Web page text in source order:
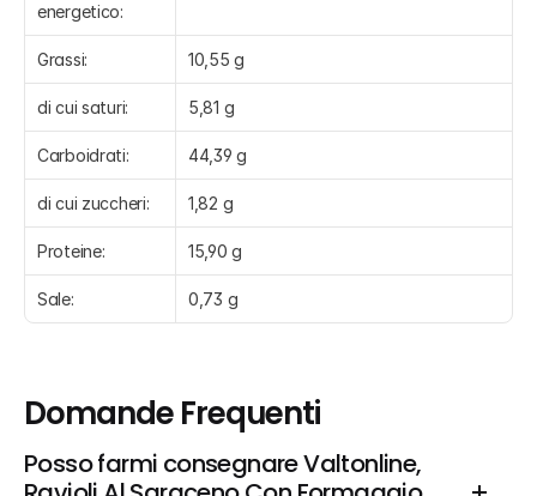
energetico:
Grassi: 10,55 g
di cui saturi: 5,81 g
Carboidrati: 44,39 g
di cui zuccheri: 1,82 g
Proteine: 15,90 g
Sale: 0,73 g
Domande Frequenti
Posso farmi consegnare Valtonline,